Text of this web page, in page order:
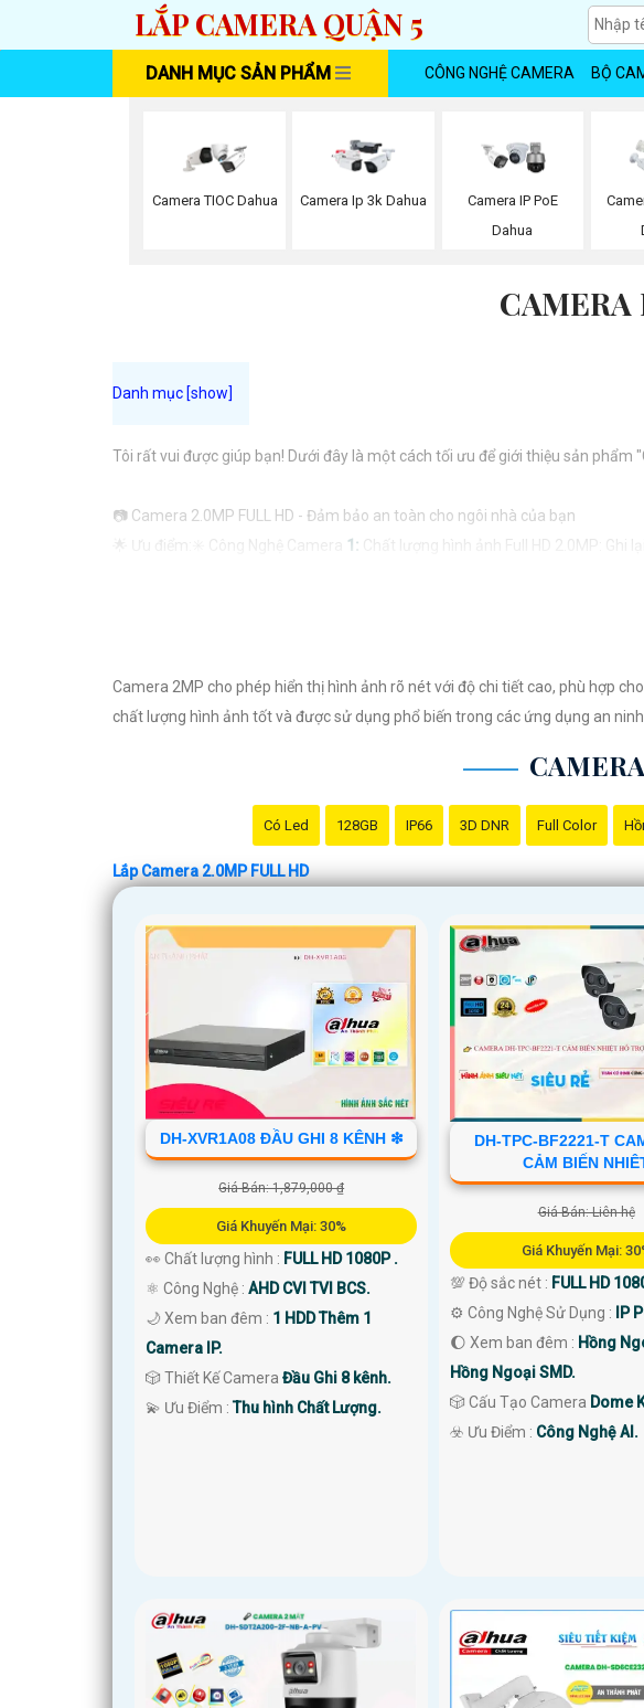
LẮP CAMERA QUẬN 5
DANH MỤC SẢN PHẨM CÔNG NGHỆ CAMERA BỘ
Camera TIOC Dahua Camera Ip 3k Dahua
Camera IP PoE
Dahua
CAMERA
Tôi rất vui được giúp bạn! Dưới đây là một cách tối ưu để giới thiệu sản phẩm
📷 Camera 2.0MP FULL HD - Đảm bảo an toàn cho ngôi nhà của bạn
🌟 Ưu điểm:✳️ Công Nghệ Camera
1: Chất lượng hình ảnh Full HD 2.0MP: Ghi
💼 Ứng dụng:- Giám sát nhà cửa: Theo dõi và bảo vệ ngôi nhà ở bất kỳ đâu,
🛒 Giá sản phẩm:- 136.000 VND
🔗 Liên hệ để đặt mua hoặc biết thêm chi tiết: [SĐT hoặc website của cửa
nhắn Cung cấp cho công trình.
Camera 2MP cho phép hiển thị hình ảnh rõ nét với độ chi tiết cao, phù hợp
chất lượng hình ảnh tốt và được sử dụng phổ biến trong các ứng dụng an
Có Led 128GB IP66 3D DNR Full Color
Lắp Camera 2.0MP FULL HD
DH-XVR1A08 ĐẦU GHI 8 KÊNH ❇
Giá Bán: 1,879,000 ₫
Giá Khuyến Mại: 30%
👀 Chất lượng hình : FULL HD 1080P .
⚛️ Công Nghệ : AHD CVI TVI BCS.
🌙 Xem ban đêm : 1 HDD Thêm 1
Camera IP.
🎲 Thiết Kế Camera Đầu Ghi 8 kênh.
️💫 Ưu Điểm :Thu hình Chất Lượng.
DH-TPC-BF2221-T
CẢM BIẾN
Giá Bán: Liên hệ
Giá Khuyến Mại:
💯 Độ sắc nét : FULL HD
⚙ Công Nghệ Sử Dụng : IP
🌔 Xem ban đêm : Hồng
Hồng Ngoại SMD.
🎲 Cấu Tạo Camera Dome
️☣️ Ưu Điểm : Công Nghệ AI.